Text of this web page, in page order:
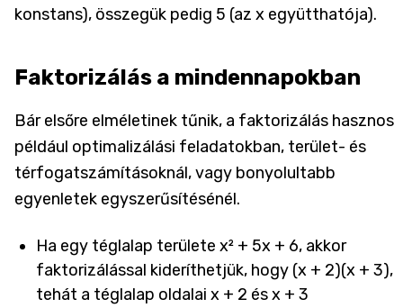
konstans), összegük pedig 5 (az x együtthatója).
Faktorizálás a mindennapokban
Bár elsőre elméletinek tűnik, a faktorizálás hasznos
például optimalizálási feladatokban, terület- és
térfogatszámításoknál, vagy bonyolultabb
egyenletek egyszerűsítésénél.
Ha egy téglalap területe x² + 5x + 6, akkor
faktorizálással kideríthetjük, hogy (x + 2)(x + 3),
tehát a téglalap oldalai x + 2 és x + 3